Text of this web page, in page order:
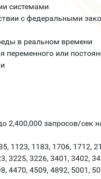
системами
с федеральными
в реальном времени
переменного или
2,400,000 запросов/сек
1123, 1183, 1706, 1712,
3225, 3226, 3401, 3402,
4470, 4509, 4892, 5001,